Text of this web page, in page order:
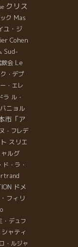
クリス
ク Mas
ユ・ジ
Cohen
Sud-
会 Le
・デプ
・エレ
ラ ル・
ニョル
市「ア
・フレデ
スリエ
ルグ
・ラ・
ドメ
フィリ
・デュフ
ャティ
・ルジャ